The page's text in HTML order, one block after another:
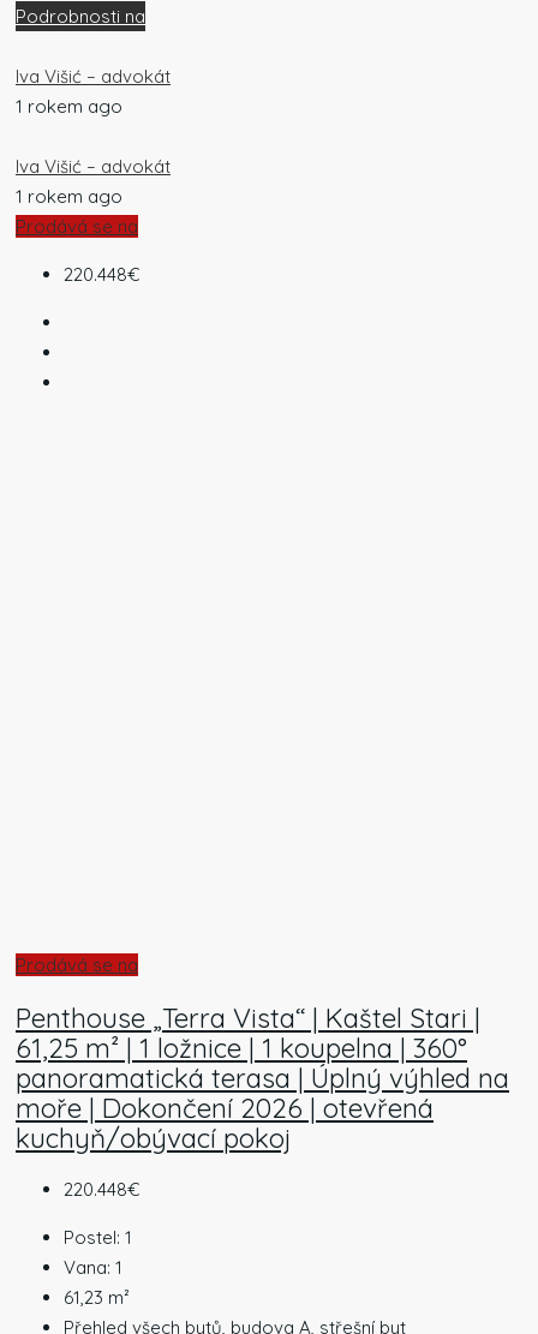
Podrobnosti na
Iva Višić – advokát
1 rokem ago
Iva Višić – advokát
1 rokem ago
Prodává se na
220.448€
Prodává se na
Penthouse „Terra Vista“ | Kaštel Stari |
61,25 m² | 1 ložnice | 1 koupelna | 360°
panoramatická terasa | Úplný výhled na
moře | Dokončení 2026 | otevřená
kuchyň/obývací pokoj
220.448€
Postel: 1
Vana: 1
61,23 m²
Přehled všech bytů, budova A, střešní byt